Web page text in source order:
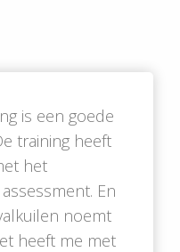
is een goede
training heeft
het
En
noemt
heeft me met